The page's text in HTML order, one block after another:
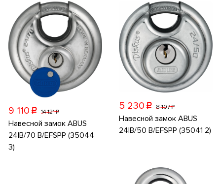
9 110 p 14 121p
Навесной замок ABUS
24IB/70 B/EFSPP (35044
3)
5 230 p 8 107p
Навесной замок ABUS
24IB/50 B/EFSPP (35041 2)